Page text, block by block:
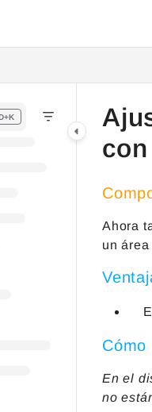
index at:
pages before exploring
Ahora
un
Cómo
En el
no